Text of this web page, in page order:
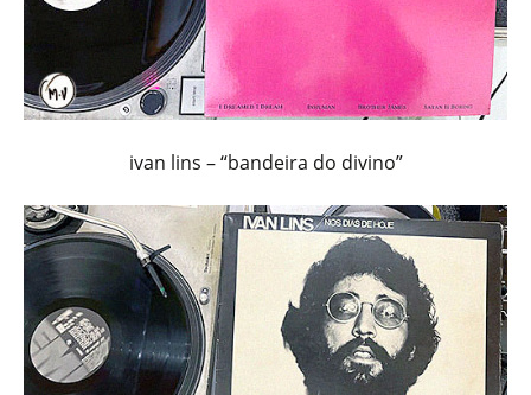
ivan lins – “bandeira do divino”